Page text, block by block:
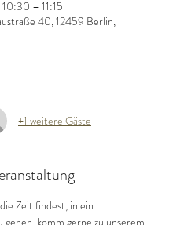
– 11:15
40, 12459 Berlin,
+1 weitere Gäste
Zeit findest, in ein
gehen, komm gerne zu unserem